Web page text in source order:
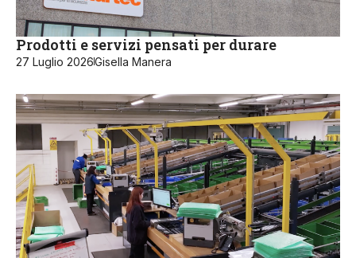
Prodotti e servizi pensati per durare
27 Luglio 2026Gisella Manera